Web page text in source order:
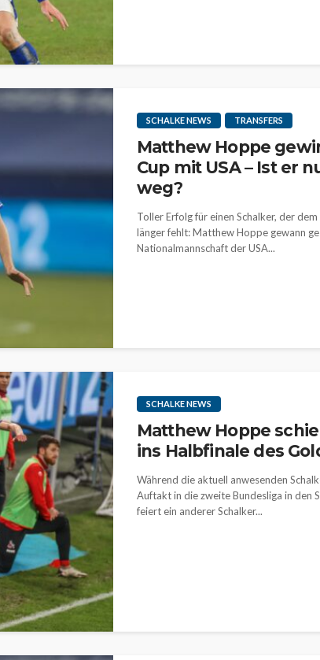
SCHALKE NEWS TRANSFERS
Matthew Hoppe
Cup mit USA – Ist er
weg?
Toller Erfolg für einen Schalker, der dem
länger fehlt: Matthew Hoppe gewann
Nationalmannschaft der USA...
SCHALKE NEWS
Matthew Hoppe
ins Halbfinale des
Während die aktuell anwesenden
Auftakt in die zweite Bundesliga in den
feiert ein anderer Schalker...